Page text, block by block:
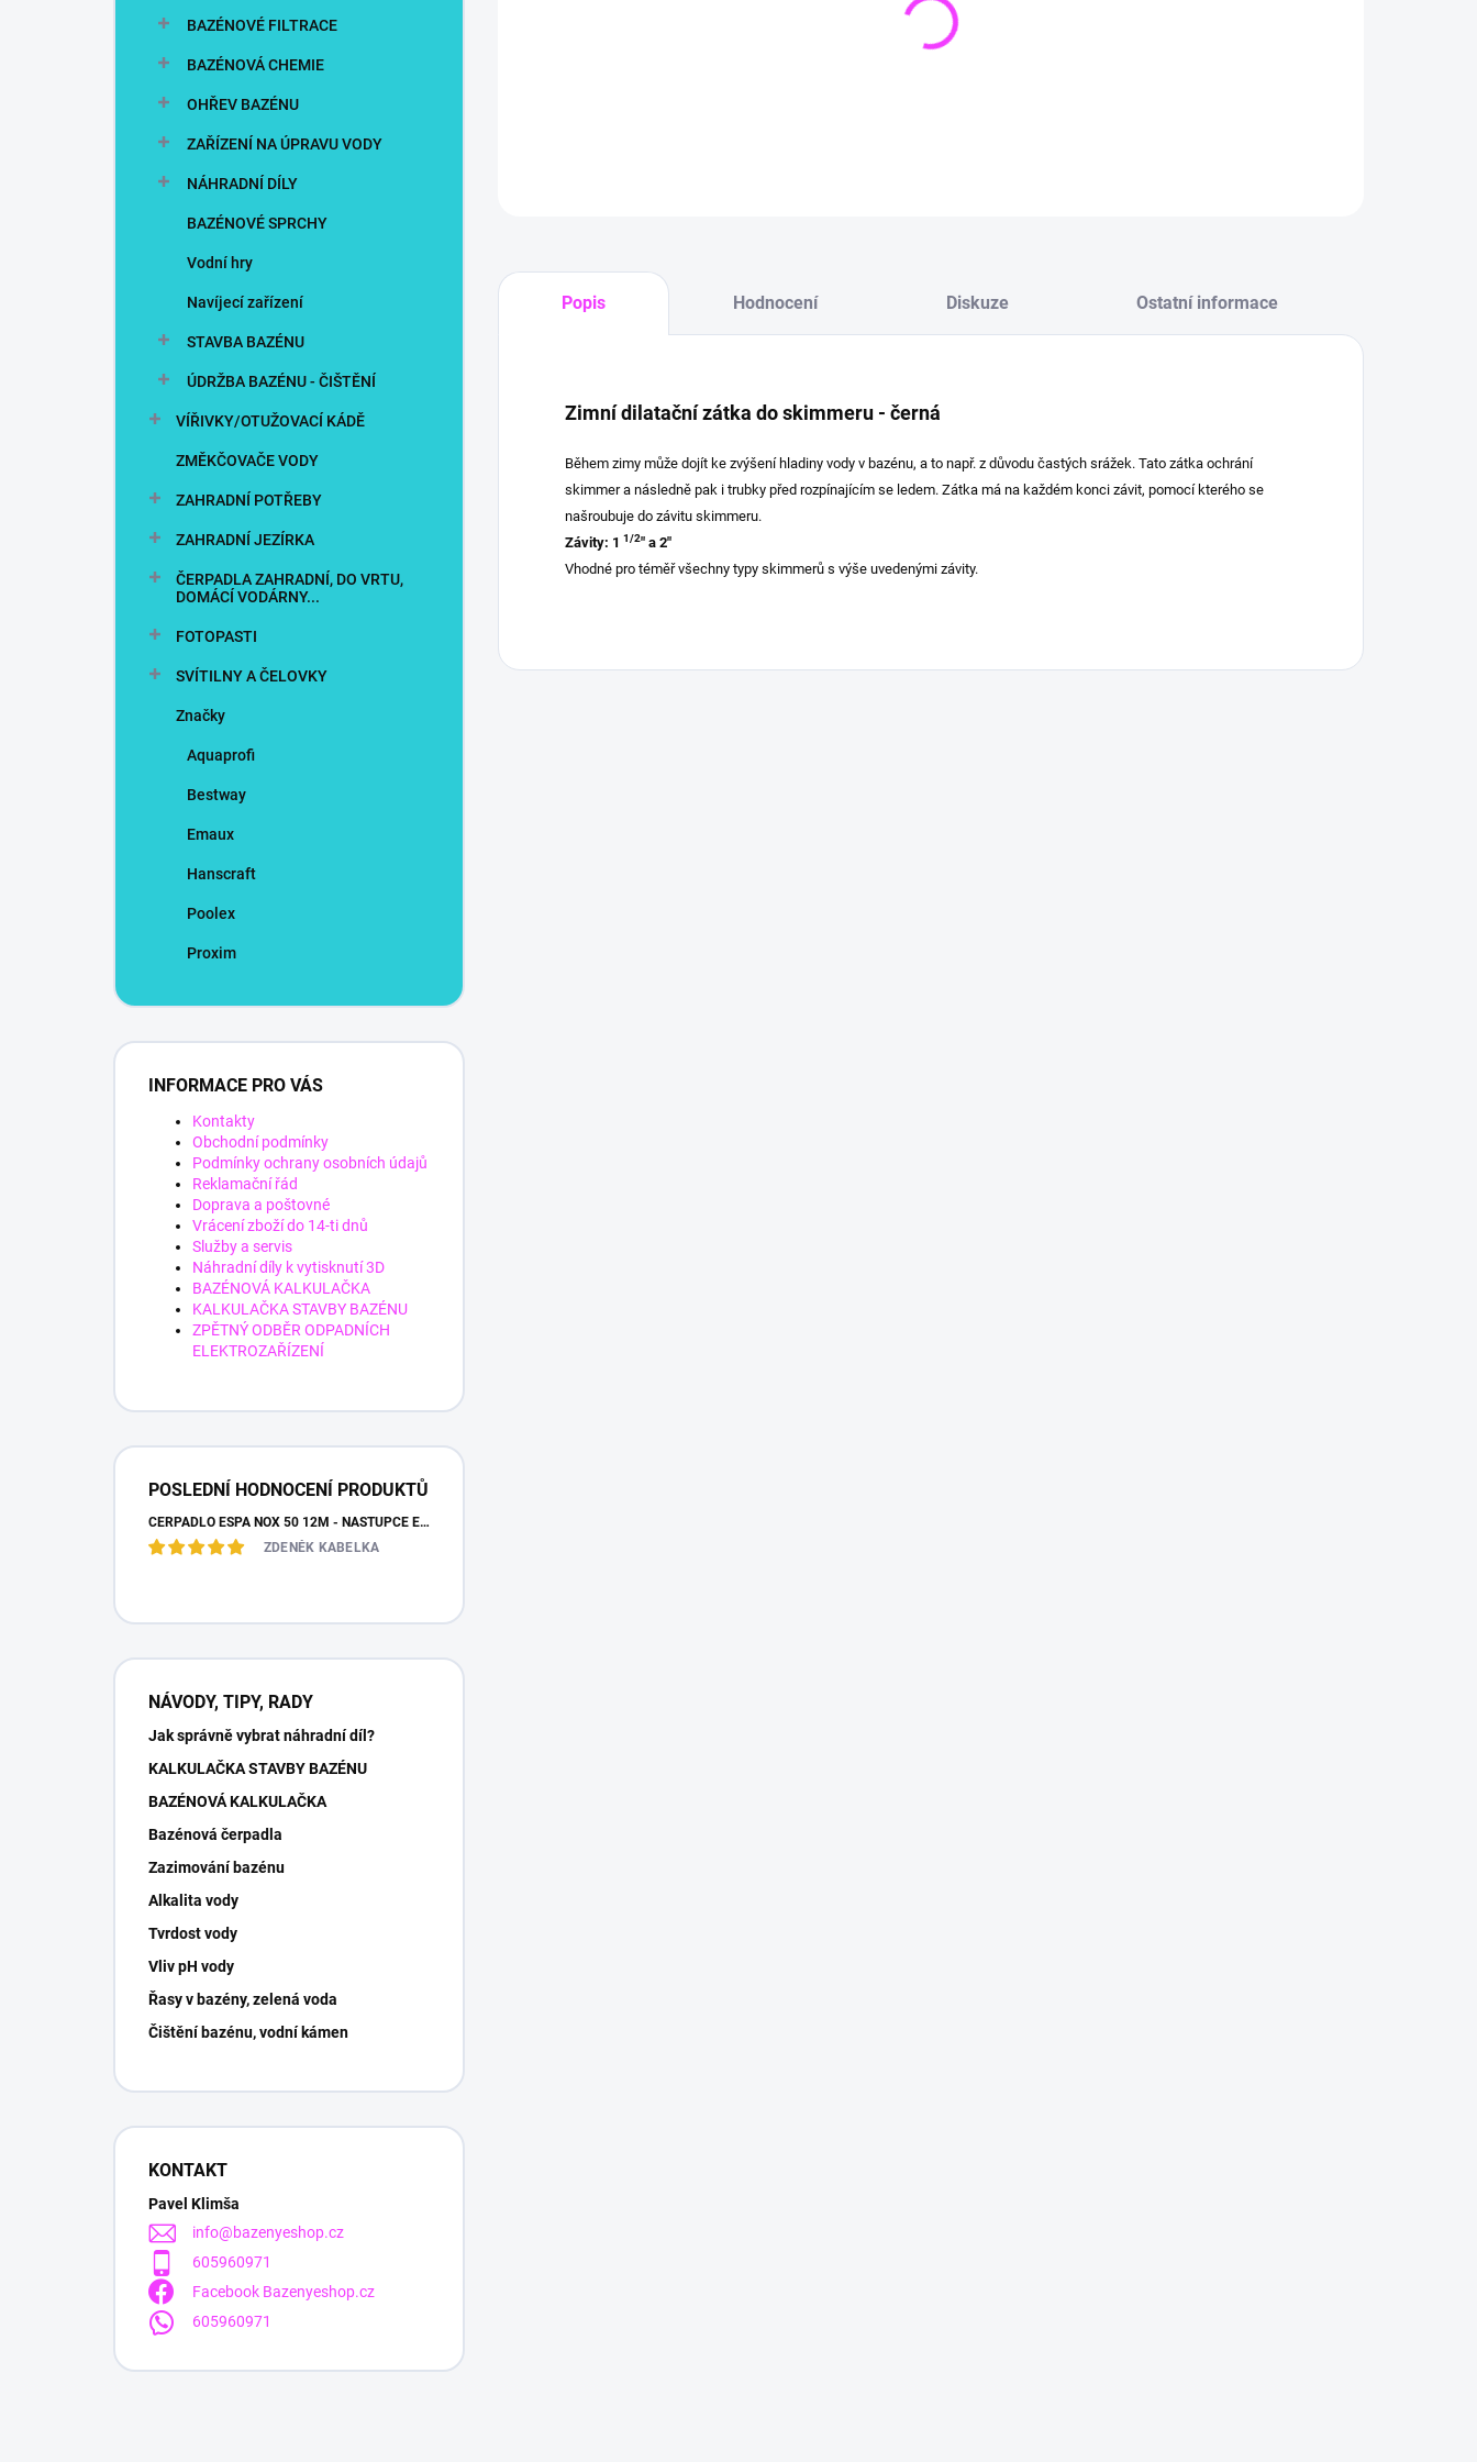
BAZÉNOVÉ FILTRACE
BAZÉNOVÁ CHEMIE
OHŘEV BAZÉNU
ZAŘÍZENÍ NA ÚPRAVU VODY
NÁHRADNÍ DÍLY
BAZÉNOVÉ SPRCHY
Vodní hry
Navíjecí zařízení
STAVBA BAZÉNU
ÚDRŽBA BAZÉNU - ČIŠTĚNÍ
VÍŘIVKY/OTUŽOVACÍ KÁDĚ
ZMĚKČOVAČE VODY
ZAHRADNÍ POTŘEBY
ZAHRADNÍ JEZÍRKA
ČERPADLA ZAHRADNÍ, DO VRTU,
DOMÁCÍ VODÁRNY...
FOTOPASTI
SVÍTILNY A ČELOVKY
Značky
Aquaprofi
Bestway
Emaux
Hanscraft
Poolex
Proxim
INFORMACE PRO VÁS
Kontakty
Obchodní podmínky
Podmínky ochrany osobních údajů
Reklamační řád
Doprava a poštovné
Vrácení zboží do 14-ti dnů
Služby a servis
Náhradní díly k vytisknutí 3D
BAZÉNOVÁ KALKULAČKA
KALKULAČKA STAVBY BAZÉNU
ZPĚTNÝ ODBĚR ODPADNÍCH
ELEKTROZAŘÍZENÍ
POSLEDNÍ HODNOCENÍ PRODUKTŮ
ČERPADLO ESPA NOX 50 12M - NÁSTUPCE ESPA IRIS
ZDENĚK KABELKA
NÁVODY, TIPY, RADY
Jak správně vybrat náhradní díl?
KALKULAČKA STAVBY BAZÉNU
BAZÉNOVÁ KALKULAČKA
Bazénová čerpadla
Zazimování bazénu
Alkalita vody
Tvrdost vody
Vliv pH vody
Řasy v bazény, zelená voda
Čištění bazénu, vodní kámen
KONTAKT
Pavel Klimša
info@bazenyeshop.cz
605960971
Facebook Bazenyeshop.cz
605960971
Popis Hodnocení Diskuze Ostatní informace
Zimní dilatační zátka do skimmeru - černá
Během zimy může dojít ke zvýšení hladiny vody v bazénu, a to např. z důvodu častých srážek. Tato zátka ochrání
skimmer a následně pak i trubky před rozpínajícím se ledem. Zátka má na každém konci závit, pomocí kterého se
našroubuje do závitu skimmeru.
Závity: 1 1/2" a 2"
Vhodné pro téměř všechny typy skimmerů s výše uvedenými závity.